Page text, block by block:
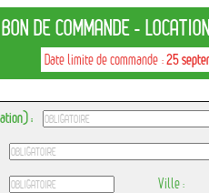
BON DE COMMANDE -
Date limite de commande :25
:
Ville :